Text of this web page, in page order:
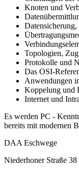
Knoten und
Topologien,
Protokolle und
Das OSI-
Anwendungen
Koppelung und
Internet und
Es werden PC -
bereits mit modernen
DAA Eschwege
Niederhoner Straße 38